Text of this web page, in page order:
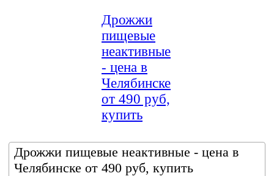
Дрожжи
пищевые
неактивные
- цена в
Челябинске
от 490 руб,
купить
Дрожжи пищевые неактивные - цена в
Челябинске от 490 руб, купить